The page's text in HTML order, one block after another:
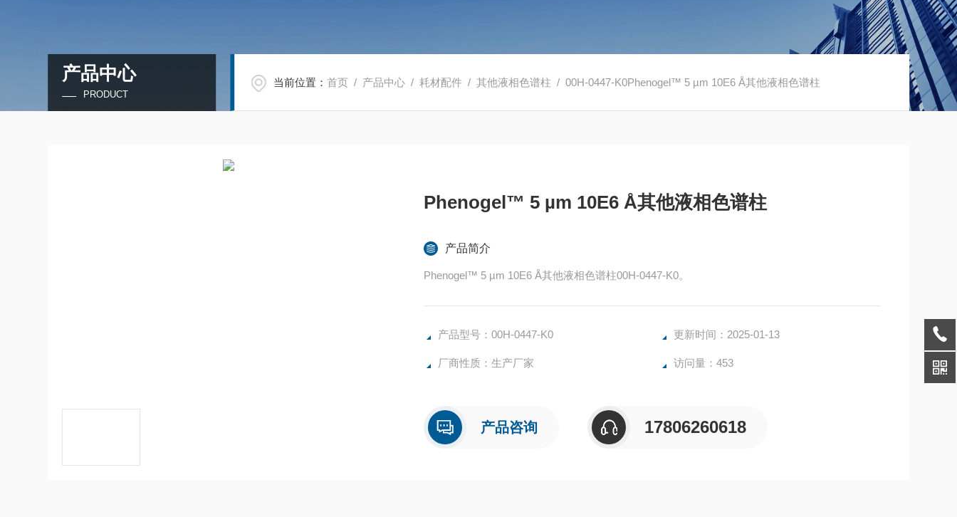
产品中心
PRODUCT
当前位置：首页 / 产品中心 /耗材配件 /其他液相色谱柱 / 00H-0447-K0Phenogel™ 5 µm 10E6 Å其他液相色谱柱
Phenogel™ 5 µm 10E6 Å其他液相色谱柱
产品简介
Phenogel™ 5 µm 10E6 Å其他液相色谱柱00H-0447-K0。
产品型号：00H-0447-K0 更新时间：2025-01-13
厂商性质：生产厂家 访问量：453
产品咨询 17806260618